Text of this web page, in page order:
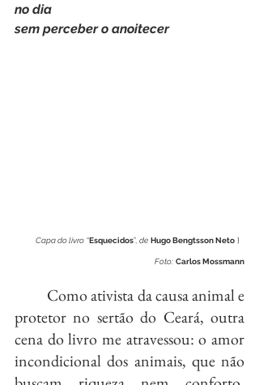
no dia
sem perceber o anoitecer
Capa do livro “Esquecidos”, de Hugo Bengtsson Neto }
Foto: Carlos Mossmann
protetor no sertão do Ceará, outra
cena do livro me atravessou: o amor
incondicional dos animais, que não